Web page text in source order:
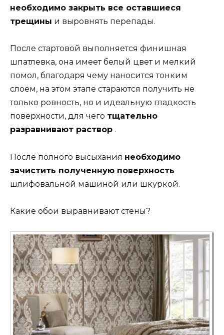
необходимо закрыть все оставшиеся
трещины и выровнять перепады.
После стартовой выполняется финишная
шпатлевка, она имеет белый цвет и мелкий
помол, благодаря чему наносится тонким
слоем, на этом этапе стараются получить не
только ровность, но и идеальную гладкость
поверхности, для чего тщательно
разравнивают раствор .
После полного высыхания необходимо
зачистить полученную поверхность
шлифовальной машиной или шкуркой.
Какие обои выравнивают стены?